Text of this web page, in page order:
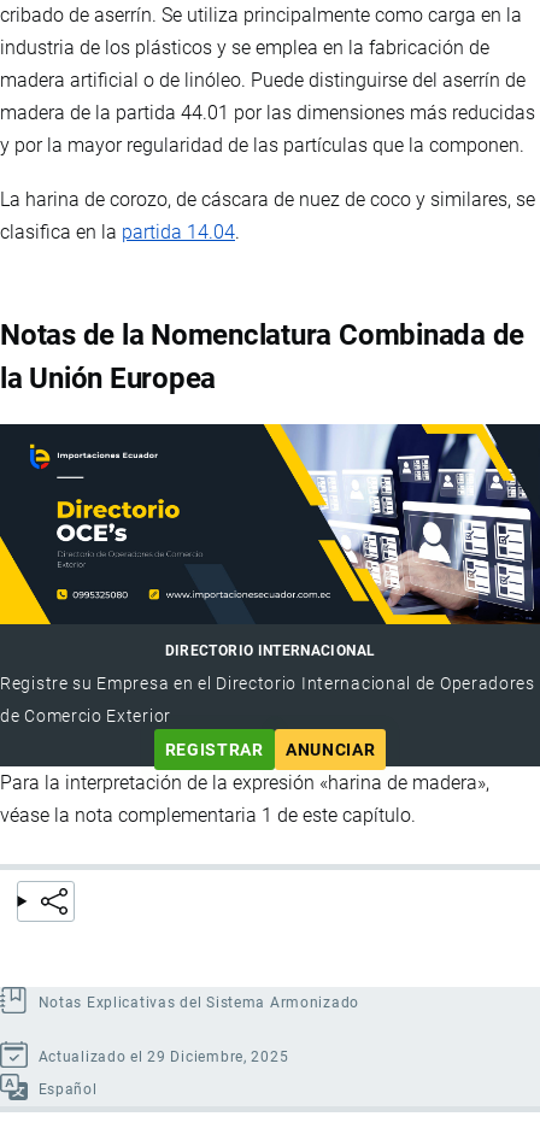
cribado de aserrín. Se utiliza principalmente como carga en la
industria de los plásticos y se emplea en la fabricación de
madera artificial o de linóleo. Puede distinguirse del aserrín de
madera de la partida 44.01 por las dimensiones más reducidas
y por la mayor regularidad de las partículas que la componen.
La harina de corozo, de cáscara de nuez de coco y similares, se
clasifica en la partida 14.04.
Notas de la Nomenclatura Combinada de
la Unión Europea
DIRECTORIO INTERNACIONAL
Registre su Empresa en el Directorio Internacional de Operadores
de Comercio Exterior
REGISTRAR
ANUNCIAR
Para la interpretación de la expresión «harina de madera»,
véase la nota complementaria 1 de este capítulo.
Notas Explicativas del Sistema Armonizado
Actualizado el 29 Diciembre, 2025
Español